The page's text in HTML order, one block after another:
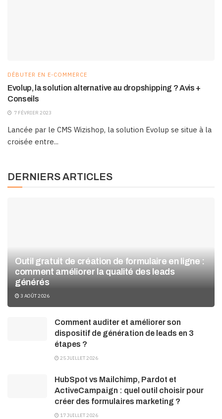
DÉBUTER EN E-COMMERCE
Evolup, la solution alternative au dropshipping ? Avis +
Conseils
7 FÉVRIER 2023
Lancée par le CMS Wizishop, la solution Evolup se situe à la
croisée entre...
DERNIERS ARTICLES
Outil gratuit de création de formulaire en ligne :
comment améliorer la qualité des leads
générés
3 AOÛT 2026
Comment auditer et améliorer son
dispositif de génération de leads en 3
étapes ?
25 JUILLET 2026
HubSpot vs Mailchimp, Pardot et
ActiveCampaign : quel outil choisir pour
créer des formulaires marketing ?
17 JUILLET 2026